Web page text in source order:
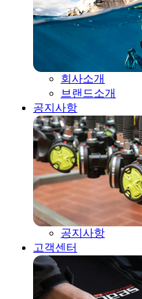
회사소개
브랜드소개
공지사항
공지사항
고객센터